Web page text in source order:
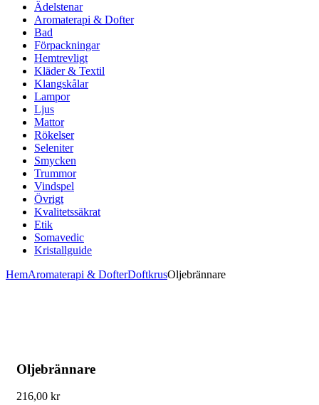
Ädelstenar
Aromaterapi & Dofter
Bad
Förpackningar
Hemtrevligt
Kläder & Textil
Klangskålar
Lampor
Ljus
Mattor
Rökelser
Seleniter
Smycken
Trummor
Vindspel
Övrigt
Kvalitetssäkrat
Etik
Somavedic
Kristallguide
HemAromaterapi & DofterDoftkrusOljebrännare
Oljebrännare
216,00 kr